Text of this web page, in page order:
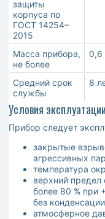
защиты
корпуса по
ГОСТ 14254–
2015
Масса прибора,
не более
0,6
Средний срок
службы
8
Условия эксплуатации
Прибор следует
закрытые
агрессивных
температура
верхний предел
более 80 % при
без
атмосферное